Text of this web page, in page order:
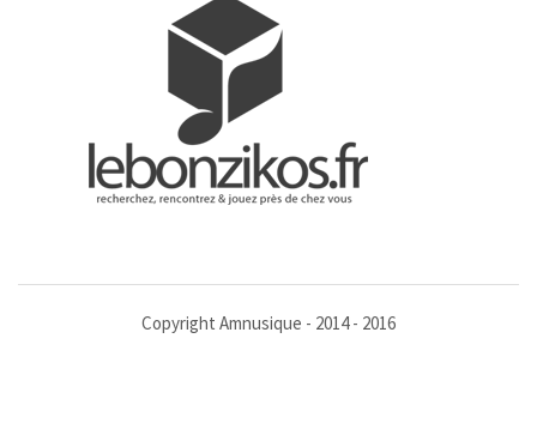
Copyright Amnusique - 2014 - 2016